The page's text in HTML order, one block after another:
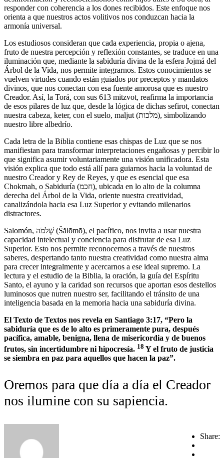
responder con coherencia a los dones recibidos. Este enfoque nos
orienta a que nuestros actos volitivos nos conduzcan hacia la
armonía universal.
Los estudiosos consideran que cada experiencia, propia o ajena,
fruto de nuestra percepción y reflexión constantes, se traduce en una
iluminación que, mediante la sabiduría divina de la esfera Jojmá del
Árbol de la Vida, nos permite integrarnos. Estos conocimientos se
vuelven virtudes cuando están guiados por preceptos y mandatos
divinos, que nos conectan con esa fuente amorosa que es nuestro
Creador. Así, la Torá, con sus 613 mitzvot, reafirma la importancia
de esos pilares de luz que, desde la lógica de dichas sefirot, conectan
nuestra cabeza, keter, con el suelo, maljut (מלכות), simbolizando
nuestro libre albedrío.
Cada letra de la Biblia contiene esas chispas de Luz que se nos
manifiestan para transformar interpretaciones engañosas y percibir lo
que significa asumir voluntariamente una visión unificadora. Esta
visión explica que todo está allí para guiarnos hacia la voluntad de
nuestro Creador y Rey de Reyes, y que es esencial que esa
Chokmah, o Sabiduría (חכמ), ubicada en lo alto de la columna
derecha del Árbol de la Vida, oriente nuestra creatividad,
canalizándola hacia esa Luz Superior y evitando milenarios
distractores.
Salomón, שְׁלֹמֹה (Šălōmō), el pacífico, nos invita a usar nuestra
capacidad intelectual y conciencia para disfrutar de esa Luz
Superior. Esto nos permite reconocernos a través de nuestros
saberes, despertando tanto nuestra creatividad como nuestra alma
para crecer integralmente y acercarnos a ese ideal supremo. La
lectura y el estudio de la Biblia, la oración, la guía del Espíritu
Santo, el ayuno y la caridad son recursos que aportan esos destellos
luminosos que nutren nuestro ser, facilitando el tránsito de una
inteligencia basada en la memoria hacia una sabiduría divina.
El Texto de Textos nos revela en Santiago 3:17, “Pero la
sabiduría que es de lo alto es primeramente pura, después
pacífica, amable, benigna, llena de misericordia y de buenos
frutos, sin incertidumbre ni hipocresía. 18 Y el fruto de justicia
se siembra en paz para aquellos que hacen la paz”.
Oremos para que día a día el Creador
nos ilumine con su sapiencia.
Share: